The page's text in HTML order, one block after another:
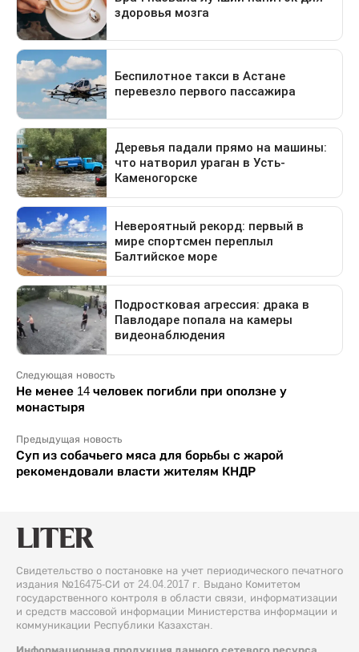
Следующая новость
Не менее 14 человек погибли при оползне у
монастыря
Предыдущая новость
Суп из собачьего мяса для борьбы с жарой
рекомендовали власти жителям КНДР
Свидетельство о постановке на учет периодического печатного
издания №16475-СИ от 24.04.2017 г. Выдано Комитетом
государственного контроля в области связи, информатизации
и средств массовой информации Министерства информации и
коммуникации Республики Казахстан.